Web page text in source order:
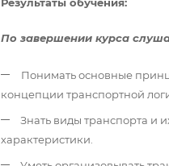
По завершении курса
Понимать основные
концепции транспортной
Знать виды транспорта и
характеристики.